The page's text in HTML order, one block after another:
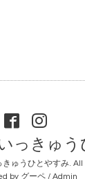
いっきゅ
きゅうひとやすみ.
by グーペ / Admin